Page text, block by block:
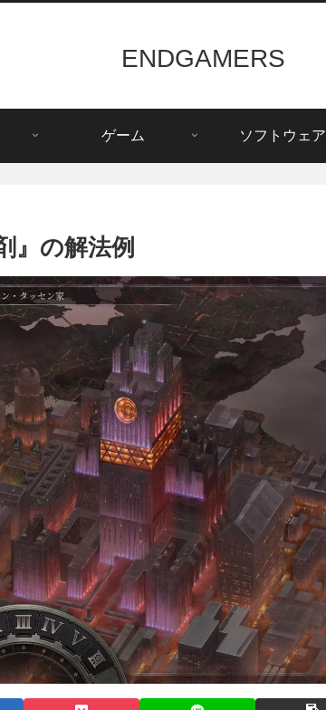
ENDGAMERS
ゲーム ソフトウェア
』の解法例